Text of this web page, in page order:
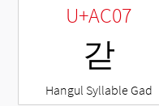
U+AC07
갇
Hangul Syllable Gad